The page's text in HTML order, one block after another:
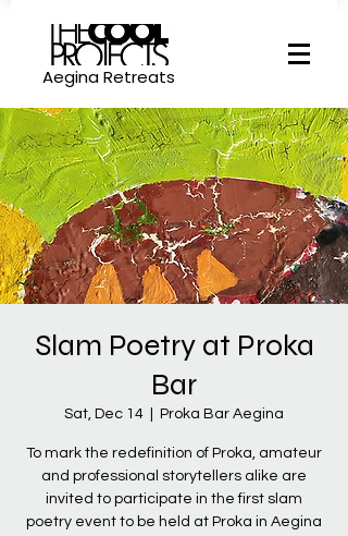
Aegina Retreats
Slam Poetry at Proka
Bar
Sat, Dec 14 Proka Bar Aegina
To mark the redefinition of Proka, amateur
and professional storytellers alike are
invited to participate in the first slam
poetry event to be held at Proka in Aegina